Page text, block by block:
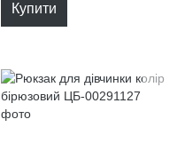
Купити